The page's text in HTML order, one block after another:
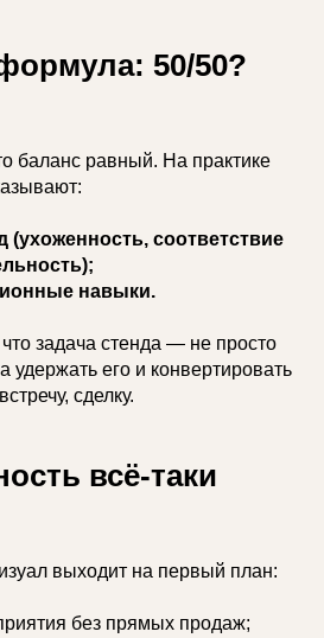
50/50?
баланс равный. На практике
соответствие
навыки.
задача стенда — не просто
удержать его и конвертировать
сделку.
всё-таки
выходит на первый план:
без прямых продаж;